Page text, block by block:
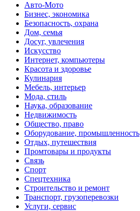
Авто-Мото
Бизнес, экономика
Безопасность, охрана
Дом, семья
Досуг, увлечения
Искусство
Интернет, компьютеры
Красота и здоровье
Кулинария
Мебель, интерьер
Мода, стиль
Наука, образование
Недвижимость
Общество, право
Оборудование, промышленность
Отдых, путешествия
Промтовары и продукты
Связь
Спорт
Спецтехника
Строительство и ремонт
Транспорт, грузоперевозки
Услуги, сервис